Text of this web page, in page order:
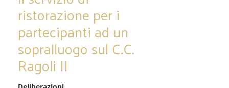
ristorazione per i
partecipanti ad un
sopralluogo sul C.C.
Ragoli II